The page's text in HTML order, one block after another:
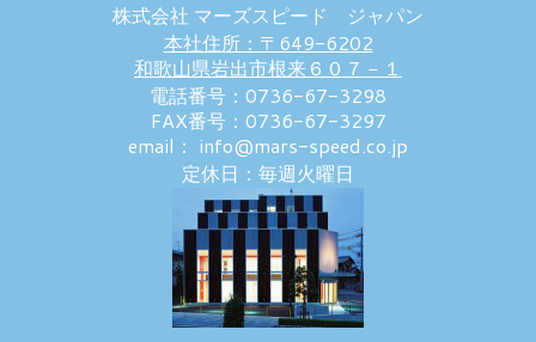
株式会社 マーズスピード ジャパン
本社住所：〒649-6202
和歌山県岩出市根来６０７－１
電話番号：0736-67-3298
FAX番号：0736-67-3297
email： info@mars-speed.co.jp
定休日：毎週火曜日